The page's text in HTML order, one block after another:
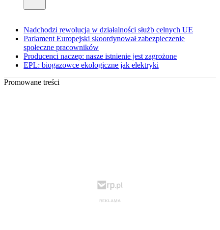
Nadchodzi rewolucja w działalności służb celnych UE
Parlament Europejski skoordynował zabezpieczenie
społeczne pracowników
Producenci naczep: nasze istnienie jest zagrożone
EPL: biogazowce ekologiczne jak elektryki
Promowane treści